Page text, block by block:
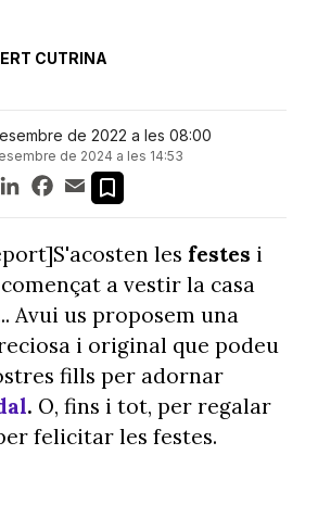
CUTRINA
de 2022 a les 08:00
de 2024 a les 14:53
TelegramLinkedInFacebook
Email
les festes i
a vestir la casa
Avui us proposem una
i original que podeu
fills per adornar
. O, fins i tot, per regalar
felicitar les festes.